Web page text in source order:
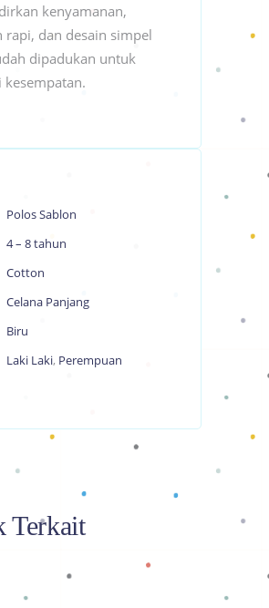
kenyamanan,
rapi, dan desain simpel
dipadukan untuk
kesempatan.
Polos Sablon
4 – 8 tahun
Cotton
Celana Panjang
Biru
Laki Laki, Perempuan
Terkait